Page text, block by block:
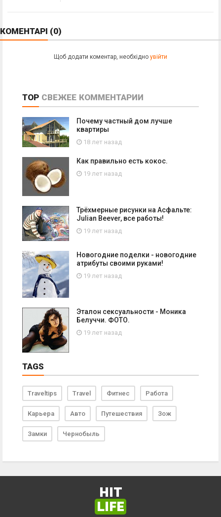
КОМЕНТАРІ (0)
Щоб додати коментар, необхідно увійти
TOP СВЕЖЕЕ КОММЕНТАРИИ
Почему частный дом лучше
квартиры
18 лет назад
Как правильно есть кокос.
19 лет назад
Трёхмерные рисунки на Асфальте:
Julian Beever, все работы!
19 лет назад
Новогодние поделки - новогодние
атрибуты своими руками!
19 лет назад
Эталон сексуальности - Моника
Белуччи. ФОТО.
19 лет назад
TAGS
Traveltips Travel Фитнес Работа
Карьера Авто Путешествия Зож
Замки Чернобыль
HIT
LIFE